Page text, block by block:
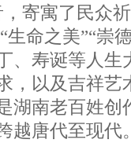
，寄寓了民众
之美”“崇德
、寿诞等人生
，以及吉祥艺
湖南老百姓创
越唐代至现